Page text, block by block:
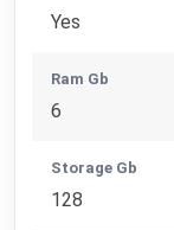
Yes
Ram Gb
6
Storage Gb
128